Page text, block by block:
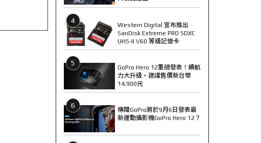
4
Western Digital 宣布推出
SanDisk Extreme PRO SDXC
UHS-II V60 等級記憶卡
5
GoPro Hero 12重磅發表！續航
力大升級，建議售價新台幣
14,900元
6
傳聞GoPro將於9月6日發表最
新運動攝影機GoPro Hero 12？